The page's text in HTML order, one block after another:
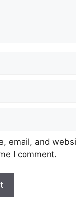
email, and
I comment.